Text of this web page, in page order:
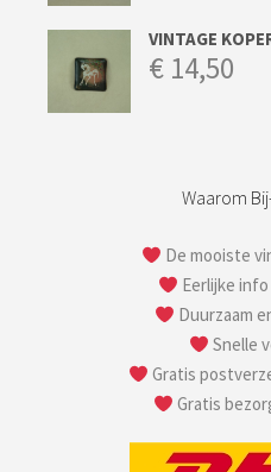
VINTAGE
€ 14,50
Waarom
De mooiste
Eerlijke
Duurzaam
Snelle
Gratis
Gratis